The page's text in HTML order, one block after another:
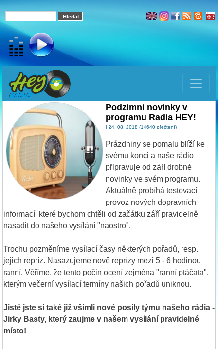
Podzimni novinky v
programu Radia HEY!
| 24. 08. 2018 (14640 přečtení)
Prázdniny se pomalu blíží ke
svému konci a naše rádio
připravuje od září drobné
novinky ve svém programu.
Aktuálně probíhá testovací
provoz nových dopravních
informací, které bychom chtěli od začátku září pravidelně
nasadit do našeho vysílání "naostro".
Trochu pozměníme vysílací časy některých pořadů, resp.
jejich repríz. Nasazujeme nově reprízy mezi 5 - 6 hodinou
ranní. Věříme, že tento počin ocení zejména "ranní ptáčata",
kterým večerní vysílací termíny našich pořadů uniknou.
Jistě jste si také již všimli nové posily týmu našeho rádia -
Jirky Basty, který zaujme v našem vysílání pravidelné
místo!